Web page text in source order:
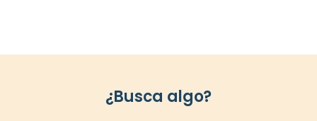
¿Busca algo?